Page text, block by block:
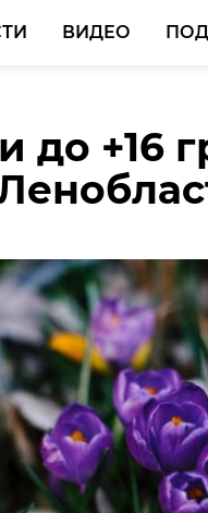
ВИДЕО
до +16
о